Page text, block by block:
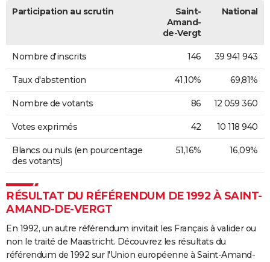
Participation au scrutin
Saint-
Amand-
de-Vergt
National
Nombre d'inscrits 146 39 941 943
Taux d'abstention 41,10% 69,81%
Nombre de votants 86 12 059 360
Votes exprimés 42 10 118 940
Blancs ou nuls (en pourcentage
des votants)
51,16% 16,09%
RÉSULTAT DU RÉFÉRENDUM DE 1992 À SAINT-
AMAND-DE-VERGT
En 1992, un autre référendum invitait les Français à valider ou
non le traité de Maastricht. Découvrez les résultats du
référendum de 1992 sur l'Union européenne à Saint-Amand-